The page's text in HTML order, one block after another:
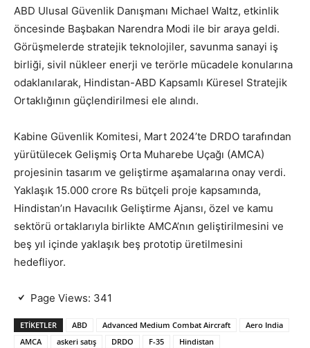
ABD Ulusal Güvenlik Danışmanı Michael Waltz, etkinlik
öncesinde Başbakan Narendra Modi ile bir araya geldi.
Görüşmelerde stratejik teknolojiler, savunma sanayi iş
birliği, sivil nükleer enerji ve terörle mücadele konularına
odaklanılarak, Hindistan-ABD Kapsamlı Küresel Stratejik
Ortaklığının güçlendirilmesi ele alındı.
Kabine Güvenlik Komitesi, Mart 2024’te DRDO tarafından
yürütülecek Gelişmiş Orta Muharebe Uçağı (AMCA)
projesinin tasarım ve geliştirme aşamalarına onay verdi.
Yaklaşık 15.000 crore Rs bütçeli proje kapsamında,
Hindistan’ın Havacılık Geliştirme Ajansı, özel ve kamu
sektörü ortaklarıyla birlikte AMCA’nın geliştirilmesini ve
beş yıl içinde yaklaşık beş prototip üretilmesini
hedefliyor.
Page Views: 341
ETIKETLER ABD Advanced Medium Combat Aircraft
Aero India
AMCA
askeri satış DRDO F-35
Hindistan